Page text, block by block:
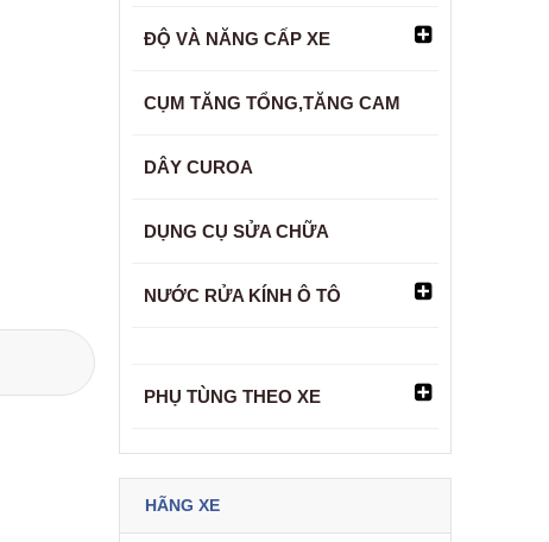
ĐỘ VÀ NĂNG CẤP XE
CỤM TĂNG TỔNG,TĂNG CAM
DÂY CUROA
DỤNG CỤ SỬA CHỮA
NƯỚC RỬA KÍNH Ô TÔ
PHỤ TÙNG THEO XE
HÃNG XE